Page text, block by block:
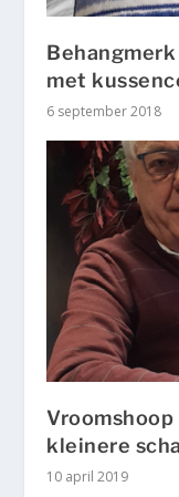
met
6 september 2018
kleinere
10 april 2019